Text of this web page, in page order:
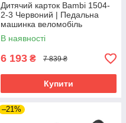
Дитячий карток Bambi 1504-
2-3 Червоний | Педальна
машинка веломобіль
В наявності
6 193 ₴ 7 839 ₴
Купити
–21%